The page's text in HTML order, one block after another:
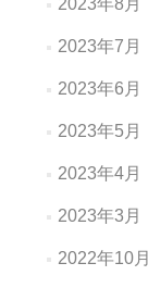
2023年8月
2023年7月
2023年6月
2023年5月
2023年4月
2023年3月
2022年10月